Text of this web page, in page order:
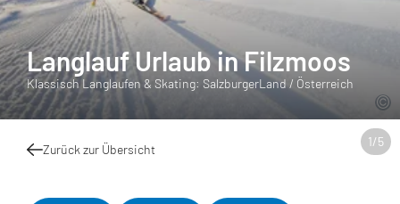
1/5
Langlauf Urlaub in Filzmoos
Klassisch Langlaufen & Skating: SalzburgerLand / Österreich
Zurück zur Übersicht